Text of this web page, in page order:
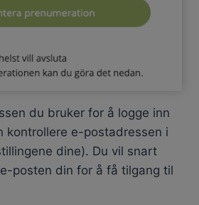
du bruker for å logge inn
kontrollere e-postadressen i
dine). Du vil snart
posten din for å få tilgang til